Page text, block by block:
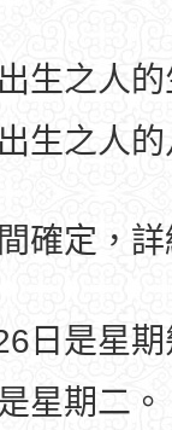
生之人
生之人
確定，
日是星
星期二。